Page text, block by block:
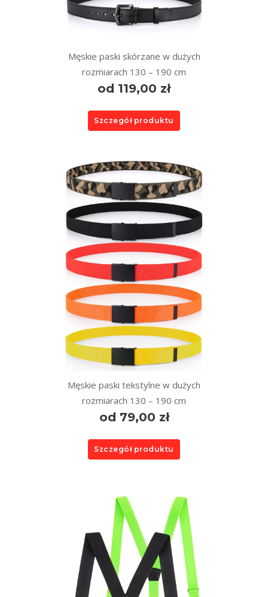
Męskie paski skórzane w dużych
rozmiarach 130 – 190 cm
od 119,00 zł
Szczegół produktu
Męskie paski tekstylne w dużych
rozmiarach 130 – 190 cm
od 79,00 zł
Szczegół produktu